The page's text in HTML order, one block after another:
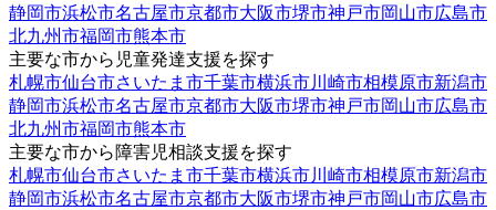
静岡市浜松市名古屋市京都市大阪市堺市神戸市岡山市広島市
北九州市福岡市熊本市
主要な市から児童発達支援を探す
札幌市仙台市さいたま市千葉市横浜市川崎市相模原市新潟市
静岡市浜松市名古屋市京都市大阪市堺市神戸市岡山市広島市
北九州市福岡市熊本市
主要な市から障害児相談支援を探す
札幌市仙台市さいたま市千葉市横浜市川崎市相模原市新潟市
静岡市浜松市名古屋市京都市大阪市堺市神戸市岡山市広島市